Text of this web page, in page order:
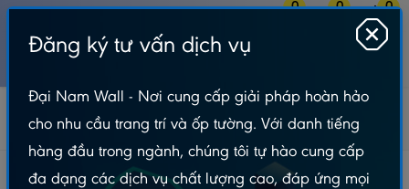
0 0 0
Tấm Ốp Than Tre
Than Tre 5mm - Đại Nam
Tấm Ốp Than Tre Vân Gỗ – P86
Tấm Ốp Than Tre Vân Gỗ – P86
Đăng ký tư vấn dịch vụ
Đại Nam Wall - Nơi cung cấp giải pháp hoàn hảo
cho nhu cầu trang trí và ốp tường. Với danh tiếng
hàng đầu trong ngành, chúng tôi tự hào cung cấp
đa dạng các dịch vụ chất lượng cao, đáp ứng mọi